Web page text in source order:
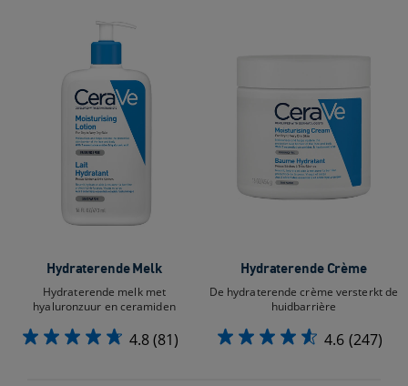
Hydraterende Melk
Hydraterende melk met
hyaluronzuur en ceramiden​
4.8(81)
Hydraterende Crème
De hydraterende crème versterkt de
huidbarrière
4.6 (247)